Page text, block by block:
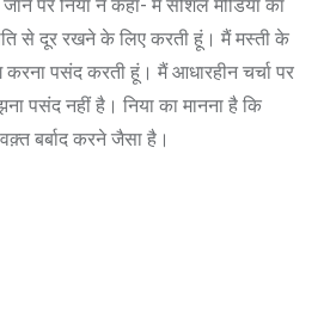
पर निया ने कहा- मैं सोशल मीडिया का
से दूर रखने के लिए करती हूं। मैं मस्ती के
करना पसंद करती हूं। मैं आधारहीन चर्चा पर
पसंद नहीं है। निया का मानना है कि
बर्बाद करने जैसा है।